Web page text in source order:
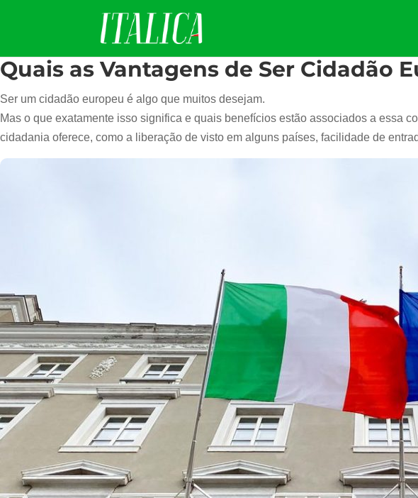
Quais as Vantagens de Ser Cidadão
Ser um cidadão europeu é algo que muitos desejam.
Mas o que exatamente isso significa e quais benefícios estão associados a essa
cidadania oferece, como a liberação de visto em alguns países, facilidade de